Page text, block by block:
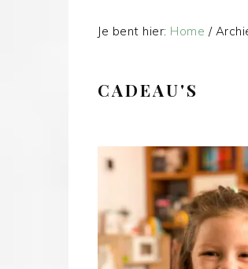
Je bent hier: Home /
CADEAU'S